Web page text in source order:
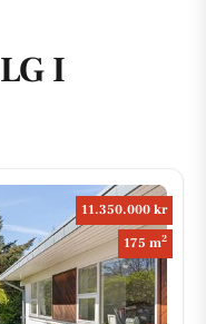
I
11.350.000 kr
175 m2